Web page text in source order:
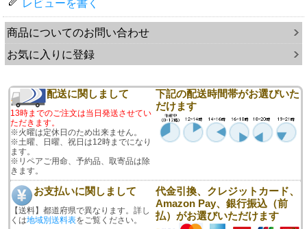
レビューを書く
商品についてのお問い合わせ
お気に入りに登録
配送に関しまして
13時までのご注文は当日発送させてい
ただきます。
※火曜は定休日のため出来ません。
※土曜、日曜、祝日は12時までになり
ます。
※リペアご用命、予約品、取寄品は除
きます。
下記の配送時間帯がお選びいた
だけます
お支払いに関しまして
【送料】都道府県で異なります。詳し
くは地域別送料表をご覧ください。
代金引換、クレジットカード、
Amazon Pay、銀行振込（前
払）がお選びいただけます